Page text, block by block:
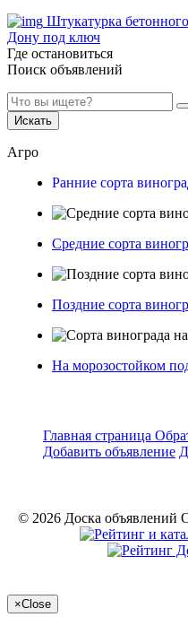
Штукатурка
Дону под ключ
Где остановиться
Поиск объявлений
Искать
Агро
Ранние сорта
Средние сорта
Поздние сорта
На морозостойком
Главная страница
Добавить объявление
© 2026 Доска объявлений
×Close